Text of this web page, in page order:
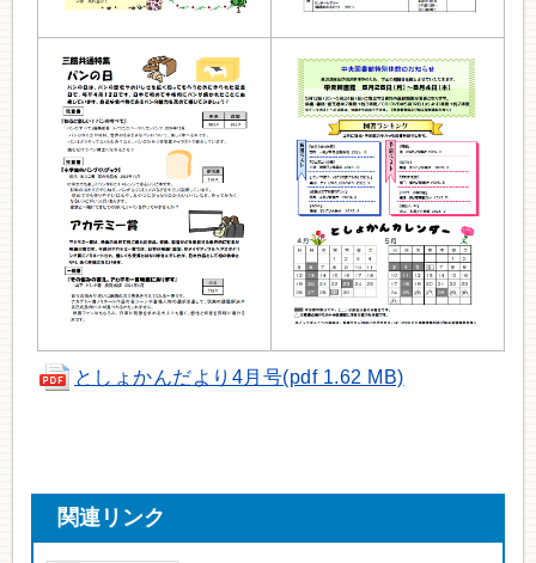
としょかんだより4月号(pdf 1.62 MB)
関連リンク